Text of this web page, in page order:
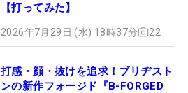
【打ってみた】
2026年7月29日 (水) 18時37分 22
打感・顔・抜けを追求！ブリヂスト
ンの新作フォージド『B-FORGED